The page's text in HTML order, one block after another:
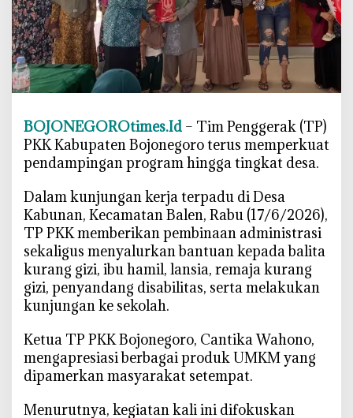
G
e
n
c
r
a
n
C
g
a
h
S
t
u
n
i
n
g
G
BOJONEGOROtimes.Id – Tim Penggerak (TP)
PKK Kabupaten Bojonegoro terus memperkuat
pendampingan program hingga tingkat desa.
‎Dalam kunjungan kerja terpadu di Desa
Kabunan, Kecamatan Balen, Rabu (17/6/2026),
TP PKK memberikan pembinaan administrasi
sekaligus menyalurkan bantuan kepada balita
kurang gizi, ibu hamil, lansia, remaja kurang
gizi, penyandang disabilitas, serta melakukan
kunjungan ke sekolah.
‎Ketua TP PKK Bojonegoro, Cantika Wahono,
mengapresiasi berbagai produk UMKM yang
dipamerkan masyarakat setempat.
‎Menurutnya, kegiatan kali ini difokuskan